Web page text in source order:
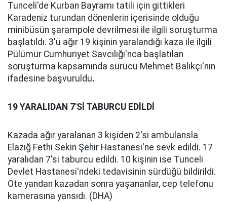
Tunceli'de Kurban Bayramı tatili için gittikleri
Karadeniz turundan dönenlerin içerisinde olduğu
minibüsün şarampole devrilmesi ile ilgili soruşturma
başlatıldı. 3'ü ağır 19 kişinin yaralandığı kaza ile ilgili
Pülümür Cumhuriyet Savcılığı'nca başlatılan
soruşturma kapsamında sürücü Mehmet Balıkçı'nın
ifadesine başvuruldu.
19 YARALIDAN 7'Sİ TABURCU EDİLDİ
Kazada ağır yaralanan 3 kişiden 2'si ambulansla
Elazığ Fethi Sekin Şehir Hastanesi'ne sevk edildi. 17
yaralıdan 7'si taburcu edildi. 10 kişinin ise Tunceli
Devlet Hastanesi'ndeki tedavisinin sürdüğü bildirildi.
Öte yandan kazadan sonra yaşananlar, cep telefonu
kamerasına yansıdı. (DHA)